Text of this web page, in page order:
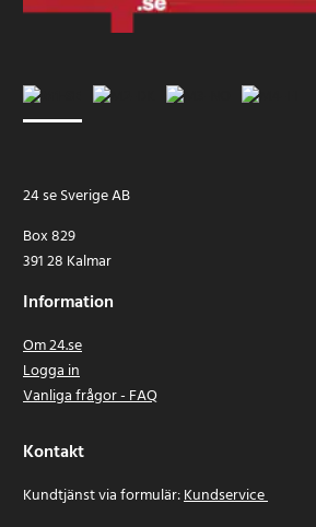
24 se Sverige AB
Box 829
391 28 Kalmar
Information
Om 24.se
Logga in
Vanliga frågor - FAQ
Kontakt
Kundtjänst via formulär:Kundservice